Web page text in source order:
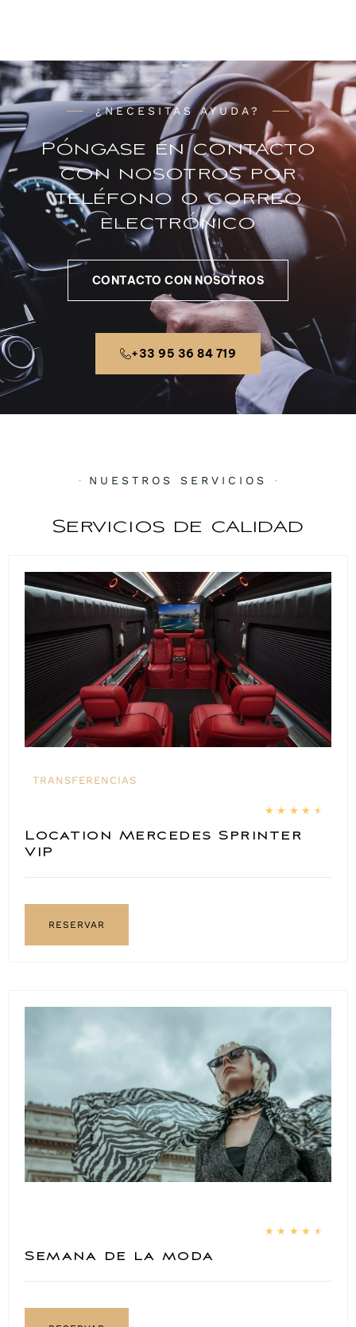
¿NECESITAS AYUDA?
Póngase en contacto
con nosotros por
teléfono o correo
electrónico
CONTACTO CON NOSOTROS
+33 95 36 84 719
NUESTROS SERVICIOS
Servicios de calidad
TRANSFERENCIAS
★ ★ ★ ★ ★
Location Mercedes Sprinter
VIP
RESERVAR
★ ★ ★ ★ ★
Semana de la moda